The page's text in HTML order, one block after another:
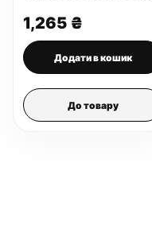
1,265 ₴
Додати в кошик
До товару